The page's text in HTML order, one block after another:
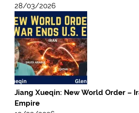
28/03/2026
Jiang Xueqin: New World Order –
Empire